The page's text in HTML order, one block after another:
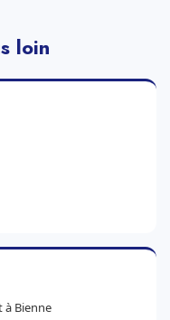
loin
à Bienne